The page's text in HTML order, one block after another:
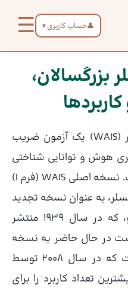
👤حساب کاربری ▼
☰
تست هوش بزرگسالان وکسلر (WAIS) یک آزمون ضریب
هوش و توانایی شناختی
در بزرگسالان طراحی شده است. نسخه اصلی WAIS (فرم I)
وکسلر، به عنوان نسخه تجدید
نظر شده آزمون وکسلر-بلویو، که در سال 1939 منتشر
در حال حاضر به نسخه
چهارم (WAIS-IV) رسیده است که در سال 2008 توسط
تعداد کاربرد را برای